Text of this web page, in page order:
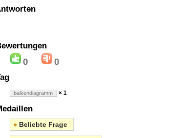
0 0
balkendiagramm × 1
● Beliebte Frage